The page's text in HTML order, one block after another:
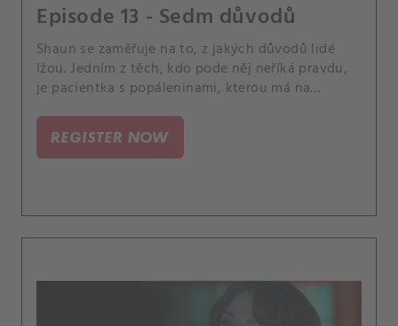
Episode 13 - Sedm důvodů
Shaun se zaměřuje na to, z jakých důvodů lidé
lžou. Jedním z těch, kdo pode něj neříká pravdu,
je pacientka s popáleninami, kterou má na
REGISTER NOW